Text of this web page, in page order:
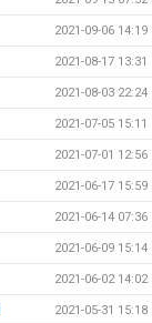
2021-09-06 14:19
2021-08-17 13:31
2021-08-03 22:24
2021-07-05 15:11
2021-07-01 12:56
2021-06-17 15:59
2021-06-14 07:36
2021-06-09 15:14
2021-06-02 14:02
2021-05-31 15:18